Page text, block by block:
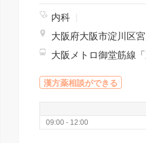
内科
漢方薬相談ができる
09:00 - 12:00